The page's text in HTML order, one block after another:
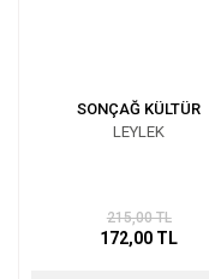
SONÇAĞ KÜLTÜR
LEYLEK
215,00 TL
172,00 TL